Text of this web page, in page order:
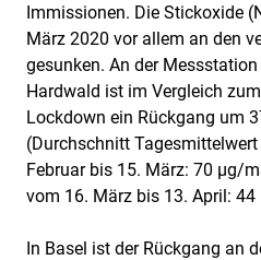
Immissionen. Die Stickoxide
März 2020 vor allem an den
gesunken. An der
Hardwald ist im Vergleich
Lockdown ein Rückgang um
(Durchschnitt
Februar bis 15. März: 70 µg/
vom 16. März bis 13. April:
In Basel ist der Rückgang an